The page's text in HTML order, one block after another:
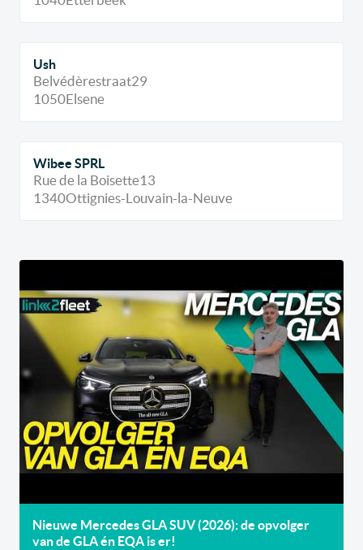
Ush
Belvédèrestraat29
1050Elsene
Wibee SPRL
Rue de la Boisette13
1340Ottignies-Louvain-la-Neuve
Nieuwe Mercedes GLA SUV (2026): de opvolger
van de GLA én EQA is er!